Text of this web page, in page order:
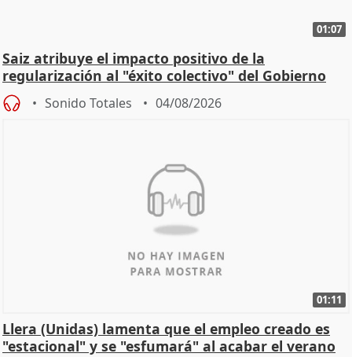
01:07
Saiz atribuye el impacto positivo de la
regularización al "éxito colectivo" del Gobierno
Sonido Totales 04/08/2026
01:11
Llera (Unidas) lamenta que el empleo creado es
"estacional" y se "esfumará" al acabar el verano